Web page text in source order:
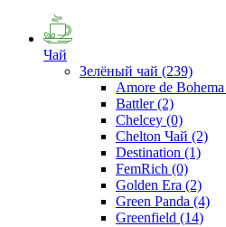
Чай
Зелёный чай (239)
Amore de Bohema
Battler(2)
Chelcey (0)
Chelton Чай (2)
Destination (1)
FemRich (0)
Golden Era (2)
Green Panda (4)
Greenfield (14)